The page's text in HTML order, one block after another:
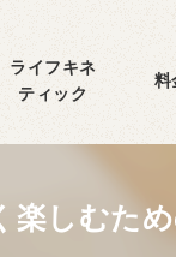
ライフキネ
ティック
料
楽しむた